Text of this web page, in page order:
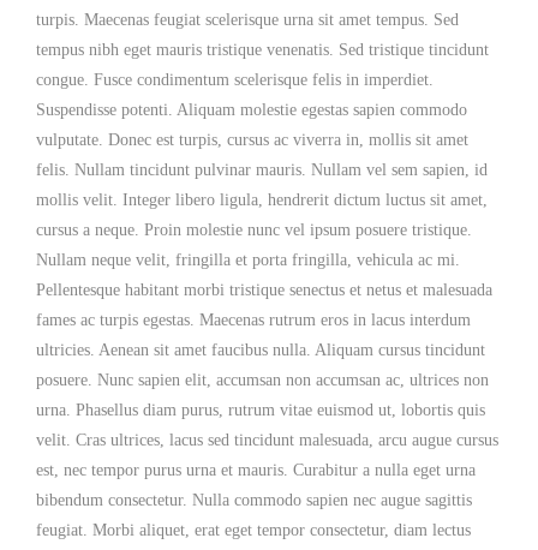
turpis. Maecenas feugiat scelerisque urna sit amet tempus. Sed
tempus nibh eget mauris tristique venenatis. Sed tristique tincidunt
congue. Fusce condimentum scelerisque felis in imperdiet.
Suspendisse potenti. Aliquam molestie egestas sapien commodo
vulputate. Donec est turpis, cursus ac viverra in, mollis sit amet
felis. Nullam tincidunt pulvinar mauris. Nullam vel sem sapien, id
mollis velit. Integer libero ligula, hendrerit dictum luctus sit amet,
cursus a neque. Proin molestie nunc vel ipsum posuere tristique.
Nullam neque velit, fringilla et porta fringilla, vehicula ac mi.
Pellentesque habitant morbi tristique senectus et netus et malesuada
fames ac turpis egestas. Maecenas rutrum eros in lacus interdum
ultricies. Aenean sit amet faucibus nulla. Aliquam cursus tincidunt
posuere. Nunc sapien elit, accumsan non accumsan ac, ultrices non
urna. Phasellus diam purus, rutrum vitae euismod ut, lobortis quis
velit. Cras ultrices, lacus sed tincidunt malesuada, arcu augue cursus
est, nec tempor purus urna et mauris. Curabitur a nulla eget urna
bibendum consectetur. Nulla commodo sapien nec augue sagittis
feugiat. Morbi aliquet, erat eget tempor consectetur, diam lectus